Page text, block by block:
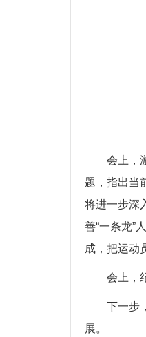
会上，
题，指出当
将进一步深
善“一条龙”
成，把运动
会上，
下一步
展。